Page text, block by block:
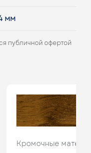
мм
публичной офертой
Кромочные